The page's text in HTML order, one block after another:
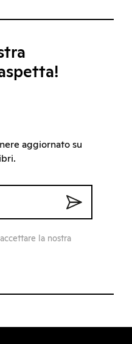
aggiornato su
la nostra